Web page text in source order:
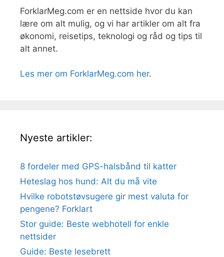
ForklarMeg.com er en nettside hvor du kan
lære om alt mulig, og vi har artikler om alt fra
økonomi, reisetips, teknologi og råd og tips til
alt annet.
Les mer om ForklarMeg.com her.
Nyeste artikler:
8 fordeler med GPS-halsbånd til katter
Heteslag hos hund: Alt du må vite
Hvilke robotstøvsugere gir mest valuta for
pengene? Forklart
Stor guide: Beste webhotell for enkle
nettsider
Guide: Beste lesebrett